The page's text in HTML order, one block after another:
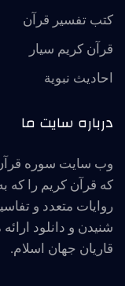
کتب تفسیر قرآن
قرآن کریم سیار
احاديث نبوية
درباره سایت ما
وب سایت سوره
که قرآن کریم را که
روایات متعدد و
شنیدن و دانلود
قاریان جهان اسلام.